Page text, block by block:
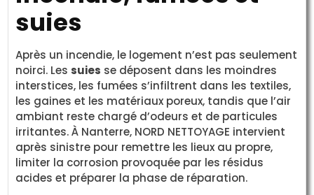
suies
Après un incendie, le logement n’est pas seulement
noirci. Les suies se déposent dans les moindres
interstices, les fumées s’infiltrent dans les textiles,
les gaines et les matériaux poreux, tandis que l’air
ambiant reste chargé d’odeurs et de particules
irritantes. À Nanterre, NORD NETTOYAGE intervient
après sinistre pour remettre les lieux au propre,
limiter la corrosion provoquée par les résidus
acides et préparer la phase de réparation.